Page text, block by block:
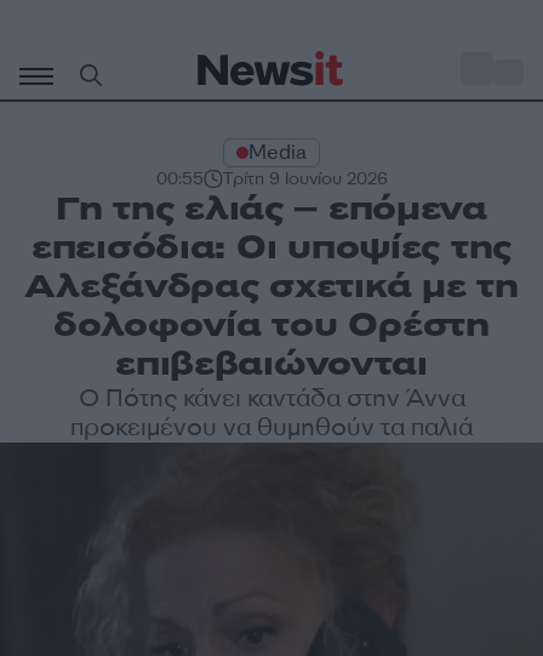
περιεχόμενο
Media
00:55 Τρίτη 9 Ιουνίου 2026
Γη της ελιάς – επόμενα
επεισόδια: Οι υποψίες της
Αλεξάνδρας σχετικά με τη
δολοφονία του Ορέστη
επιβεβαιώνονται
Ο Πότης κάνει καντάδα στην Άννα
προκειμένου να θυμηθούν τα παλιά